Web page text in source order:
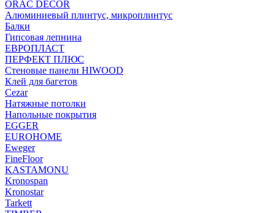
ORAC DECOR
Алюминиевый плинтус, микроплинтус
Балки
Гипсовая лепнина
ЕВРОПЛАСТ
ПЕРФЕКТ ПЛЮС
Стеновые панели HIWOOD
Клей для багетов
Cezar
Натяжные потолки
Напольные покрытия
EGGER
EUROHOME
Eweger
FineFloor
KASTAMONU
Kronospan
Kronostar
Tarkett